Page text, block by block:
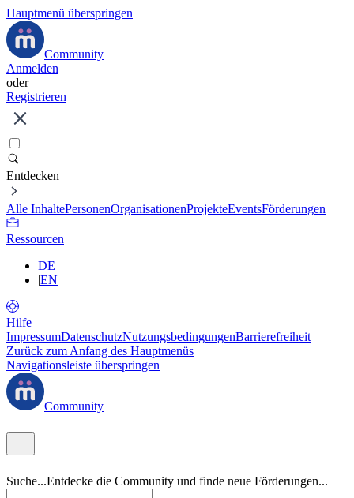
Hauptmenü überspringen
Community
Anmelden
oder
Registrieren
Entdecken
Alle InhaltePersonenOrganisationenProjekteEventsFörderungen
Ressourcen
DE
|EN
Hilfe
ImpressumDatenschutzNutzungsbedingungenBarrierefreiheit
Zurück zum Anfang des Hauptmenüs
Navigationsleiste überspringen
Community
Suche...Entdecke die Community und finde neue Förderungen...